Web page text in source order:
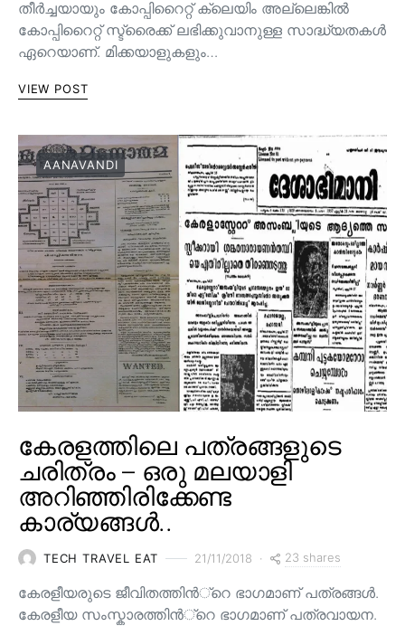
തീർച്ചയായും കോപ്പിറൈറ്റ് ക്ലെയിം അല്ലെങ്കിൽ
കോപ്പിറൈറ്റ് സ്ട്രൈക്ക് ലഭിക്കുവാനുള്ള സാദ്ധ്യതകൾ
ഏറെയാണ്. മിക്കയാളുകളും…
VIEW POST
AANAVANDI
കേരളത്തിലെ പത്രങ്ങളുടെ
ചരിത്രം – ഒരു മലയാളി
അറിഞ്ഞിരിക്കേണ്ട
കാര്യങ്ങൾ..
TECH TRAVEL EAT 21/11/2018 23 shares
കേരളീയരുടെ ജീവിതത്തിന്‍്റെ ഭാഗമാണ് പത്രങ്ങള്‍.
കേരളീയ സംസ്കാരത്തിന്‍്റെ ഭാഗമാണ് പത്രവായന.